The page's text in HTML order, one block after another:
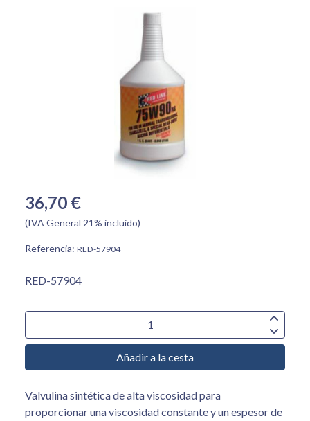
36,70 €
(IVA General 21% incluido)
Referencia: RED-57904
RED-57904
Añadir a la cesta
Valvulina sintética de alta viscosidad para
proporcionar una viscosidad constante y un espesor de